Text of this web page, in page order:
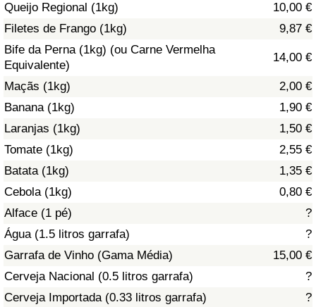
Queijo Regional (1kg)
10,00 €
Filetes de Frango (1kg)
9,87 €
Bife da Perna (1kg) (ou Carne Vermelha
Equivalente)
14,00 €
Maçãs (1kg)
2,00 €
Banana (1kg)
1,90 €
Laranjas (1kg)
1,50 €
Tomate (1kg)
2,55 €
Batata (1kg)
1,35 €
Cebola (1kg)
0,80 €
Alface (1 pé)
?
Água (1.5 litros garrafa)
?
Garrafa de Vinho (Gama Média)
15,00 €
Cerveja Nacional (0.5 litros garrafa)
?
Cerveja Importada (0.33 litros garrafa)
?
Indicador de Saúde por País
Poluição
Índice de poluição
Indicador de Poluição por País
Trânsito
Indicador de Trânsito
Indicador de Trânsito (Atual)